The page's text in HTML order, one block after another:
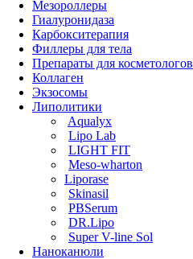
Мезороллеры
Гиалуронидаза
Карбокситерапия
Филлеры для тела
Препараты для косметологов
Коллаген
Экзосомы
Липолитики
Aqualyx
Lipo Lab
LIGHT FIT
Meso-wharton
Liporase
Skinasil
PBSerum
DR.Lipo
Super V-line Sol
Наноканюли